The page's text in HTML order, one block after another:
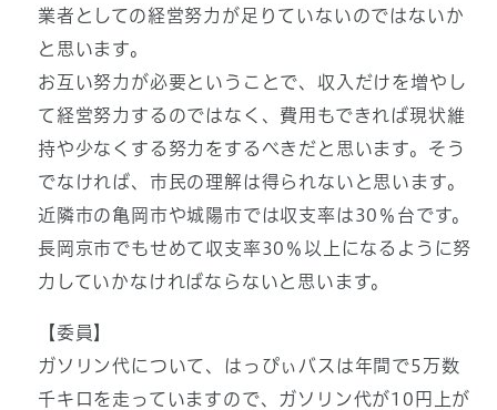
業者としての経営努力が足りていないのではないか
と思います。
お互い努力が必要ということで、収入だけを増やし
て経営努力するのではなく、費用もできれば現状維
持や少なくする努力をするべきだと思います。そう
でなければ、市民の理解は得られないと思います。
近隣市の亀岡市や城陽市では収支率は30％台です。
長岡京市でもせめて収支率30％以上になるように努
力していかなければならないと思います。
【委員】
ガソリン代について、はっぴぃバスは年間で5万数
千キロを走っていますので、ガソリン代が10円上が